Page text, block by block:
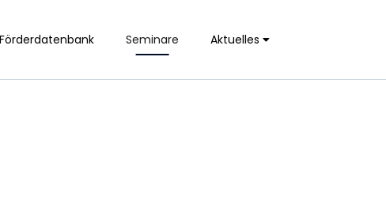
Förderdatenbank Seminare Aktuelles